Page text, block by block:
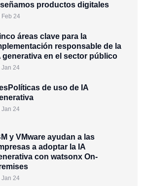
productos digitales
Feb 24
áreas clave para la
responsable de la
generativa en el sector público
Jan 24
de uso de IA
Jan 24
y VMware ayudan a las
a adoptar la IA
con watsonx On-
Jan 24